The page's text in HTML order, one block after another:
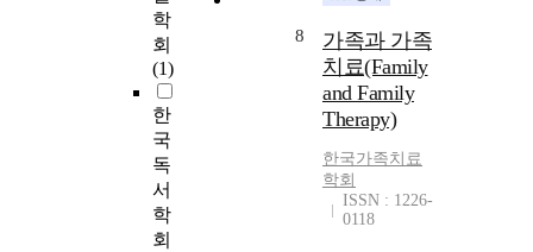
학
회
(1)
한
국
독
서
학
회
8
가족과 가족
치료(Family
and Family
Therapy)
한국가족치료
학회
ISSN : 1226-
0118